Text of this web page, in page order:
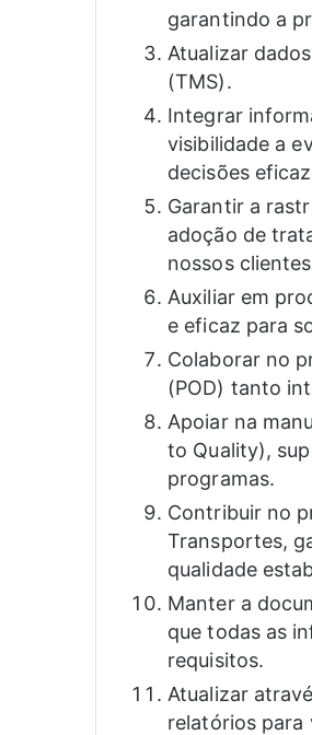
garantindo a
Atualizar
(TMS).
Integrar
visibilidade a
decisões
Garantir a
adoção de
nossos
Auxiliar em
e eficaz para
Colaborar no
(POD) tanto
Apoiar na
to Quality),
programas.
Contribuir no
Transportes,
qualidade
Manter a
que todas as
requisitos.
Atualizar
relatórios para